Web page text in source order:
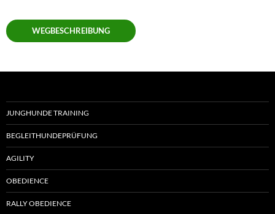
WEGBESCHREIBUNG
JUNGHUNDE TRAINING
BEGLEITHUNDEPRÜFUNG
AGILITY
OBEDIENCE
RALLY OBEDIENCE